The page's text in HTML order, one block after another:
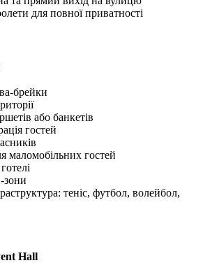
для повної приватності
брейки
або банкетів
гостей
маломобільних гостей
зони
теніс, футбол, волейбол,
Hall